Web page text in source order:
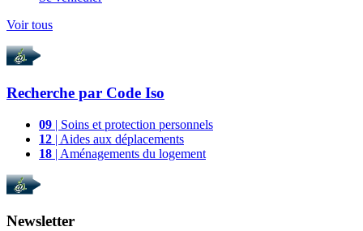
Voir tous
Recherche par Code Iso
09 | Soins et protection personnels
12 | Aides aux déplacements
18 | Aménagements du logement
Newsletter